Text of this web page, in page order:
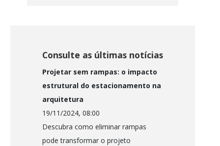
Consulte as últimas notícias
Projetar sem rampas: o impacto
estrutural do estacionamento na
arquitetura
19/11/2024, 08:00
Descubra como eliminar rampas
pode transformar o projeto